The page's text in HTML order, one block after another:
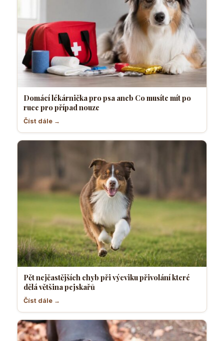
Domácí lékárnička pro psa aneb Co musíte mít po
ruce pro případ nouze
Číst dále →
Pět nejčastějších chyb při výcviku přivolání které
dělá většina pejskařů
Číst dále →